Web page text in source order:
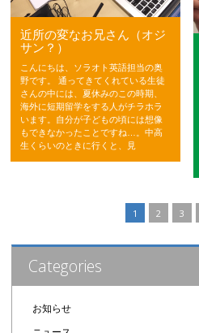
近所の変なお兄さん（オジ
サン？）
こんにちは、ソラオト英語担当の奥
野です。 通ってきてくれている生徒
さんの中には、夏休みのこの時期、
海外に短期留学をする人がチラホラ
います。自分が子どもの頃には想像
もできなかったことですね…。中高
生くらいのときに行くと、見
1 2 3
Categories
お知らせ